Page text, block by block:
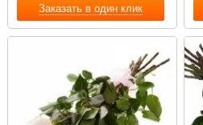
Заказать в один клик